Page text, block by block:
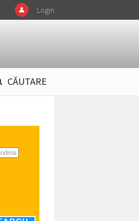
Login
CĂUTARE